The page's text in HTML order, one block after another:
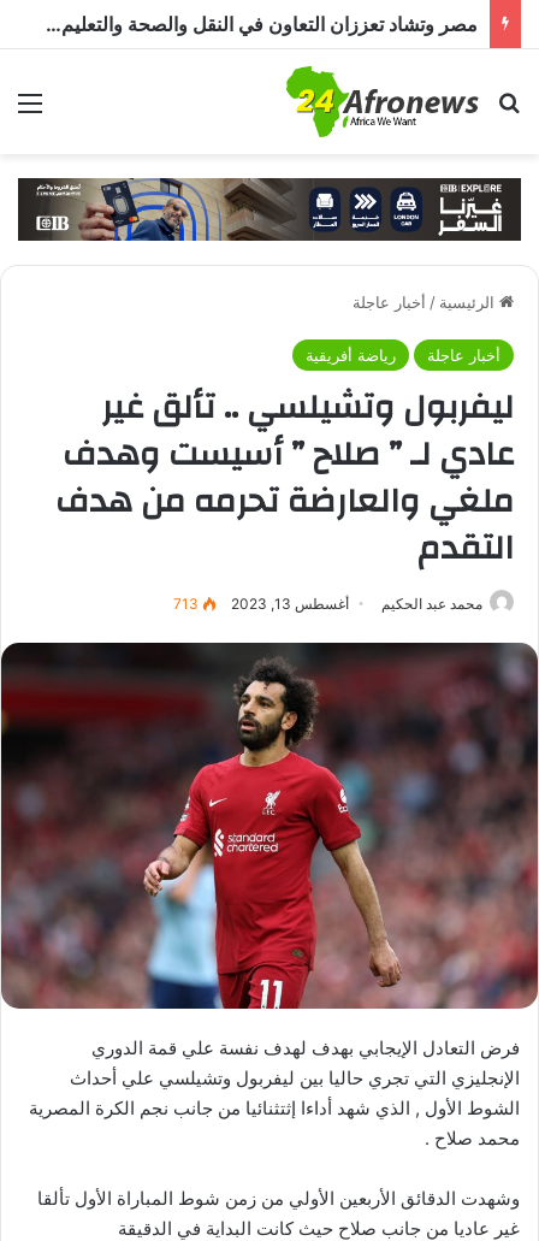
مصر وتشاد تعززان التعاون في النقل والصحة والتعليم والاستثمار خلال الدورة الرابعة للجنة المشتركة
بحث عن
الرئيسية / أخبار عاجلة
أخبار عاجلة رياضة أفريقية
ليفربول وتشيلسي .. تألق غير
عادي لـ ” صلاح ” أسيست وهدف
ملغي والعارضة تحرمه من هدف
التقدم
محمد عبد الحكيم أغسطس 13, 2023 713
فرض التعادل الإيجابي بهدف لهدف نفسة علي قمة الدوري
الإنجليزي التي تجري حاليا بين ليفربول وتشيلسي علي أحداث
الشوط الأول , الذي شهد أداءا إثتثنائيا من جانب نجم الكرة المصرية
محمد صلاح .
وشهدت الدقائق الأربعين الأولي من زمن شوط المباراة الأول تألقا
غير عاديا من جانب صلاح حيث كانت البداية في الدقيقة